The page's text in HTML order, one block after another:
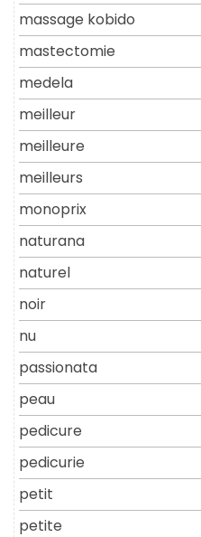
massage kobido
mastectomie
medela
meilleur
meilleure
meilleurs
monoprix
naturana
naturel
noir
nu
passionata
peau
pedicure
pedicurie
petit
petite